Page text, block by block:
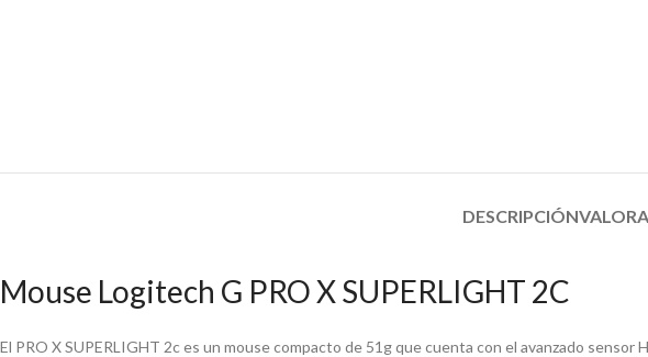
DESCRIPCIÓN
Mouse Logitech G PRO X SUPERLIGHT 2C
El PRO X SUPERLIGHT 2c es un mouse compacto de 51g que cuenta con el avanzado